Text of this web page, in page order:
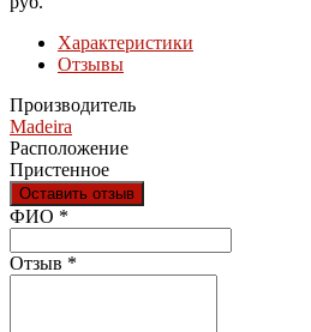
Характеристики
Отзывы
Производитель
Madeira
Расположение
Пристенное
Оставить отзыв
Ваш отзыв был отправлен!
ФИО *
Отзыв *